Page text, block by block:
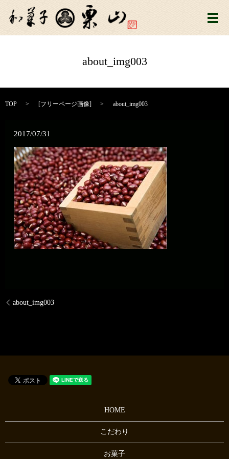
メ
about_img003
TOP [フリーページ画像] about_img003
2017/07/31
about_img003
HOME
こだわり
お菓子